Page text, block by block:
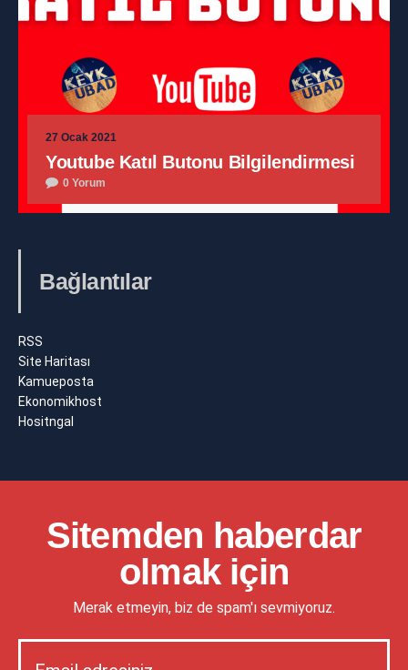
27 Ocak 2021
Youtube Katıl Butonu Bilgilendirmesi
0 Yorum
Bağlantılar
RSS
Site Haritası
Kamueposta
Ekonomikhost
Hositngal
Sitemden haberdar
olmak için
Merak etmeyin, biz de spam'ı sevmiyoruz.